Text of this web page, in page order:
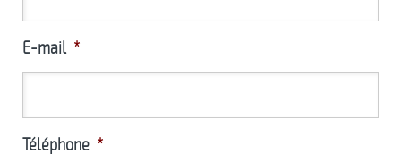
E-mail *
Téléphone *